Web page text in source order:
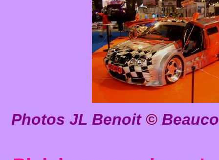
Photos JL Benoit ©